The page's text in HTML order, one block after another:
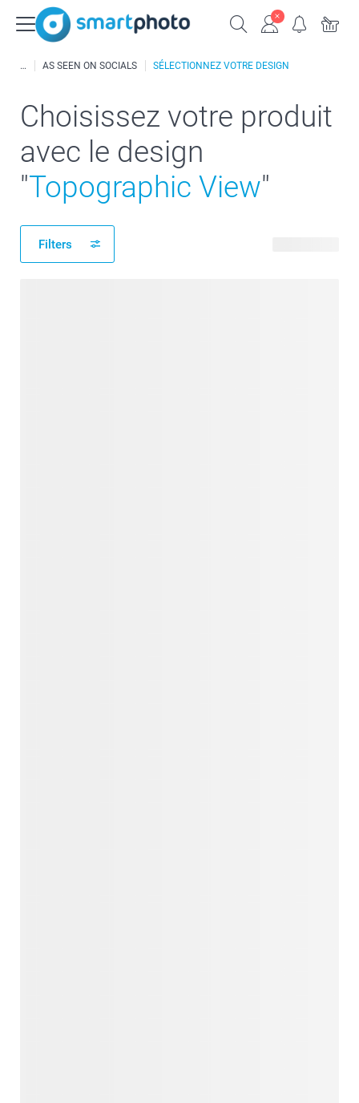
AS SEEN ON SOCIALS SÉLECTIONNEZ VOTRE DESIGN
Choisissez votre produit
avec le design
"Topographic View"
Filters